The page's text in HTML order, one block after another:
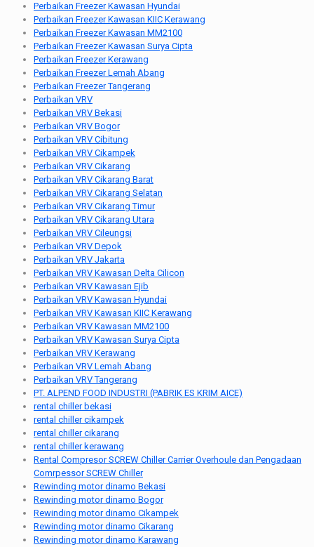
Perbaikan Freezer Kawasan Hyundai
Perbaikan Freezer Kawasan KIIC Kerawang
Perbaikan Freezer Kawasan MM2100
Perbaikan Freezer Kawasan Surya Cipta
Perbaikan Freezer Kerawang
Perbaikan Freezer Lemah Abang
Perbaikan Freezer Tangerang
Perbaikan VRV
Perbaikan VRV Bekasi
Perbaikan VRV Bogor
Perbaikan VRV Cibitung
Perbaikan VRV Cikampek
Perbaikan VRV Cikarang
Perbaikan VRV Cikarang Barat
Perbaikan VRV Cikarang Selatan
Perbaikan VRV Cikarang Timur
Perbaikan VRV Cikarang Utara
Perbaikan VRV Cileungsi
Perbaikan VRV Depok
Perbaikan VRV Jakarta
Perbaikan VRV Kawasan Delta Cilicon
Perbaikan VRV Kawasan Ejib
Perbaikan VRV Kawasan Hyundai
Perbaikan VRV Kawasan KIIC Kerawang
Perbaikan VRV Kawasan MM2100
Perbaikan VRV Kawasan Surya Cipta
Perbaikan VRV Kerawang
Perbaikan VRV Lemah Abang
Perbaikan VRV Tangerang
PT. ALPEND FOOD INDUSTRI (PABRIK ES KRIM AICE)
rental chiller bekasi
rental chiller cikampek
rental chiller cikarang
rental chiller kerawang
Rental Compresor SCREW Chiller Carrier Overhoule dan Pengadaan
Comrpessor SCREW Chiller
Rewinding motor dinamo Bekasi
Rewinding motor dinamo Bogor
Rewinding motor dinamo Cikampek
Rewinding motor dinamo Cikarang
Rewinding motor dinamo Karawang